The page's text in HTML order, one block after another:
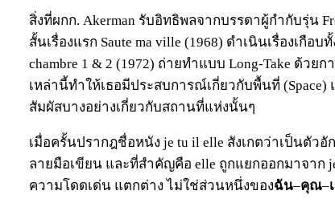
สิ่งที่ผกก. Akerman รับอิทธิพลจากบรรดาผู้กำกับรุ่น
สั้นเรื่องแรก Saute ma ville (1968) ดำเนินเรื่องเกื
chambre 1 & 2 (1972) ถ่ายทำแบบ Long-Take ด้ว
เหล่านี้ทำให้เธอมีประสบการณ์เกี่ยวกับพื้นที่ (Space)
สัมผัสบางอย่างเกี่ยวกับสถานที่แห่งนั้นๆ
เมื่อครั้นปรากฎชื่อหนัง je tu il elle สังเกตว่าเป็นตัว
ลายมือเขียน และที่สำคัญคือ elle ถูกแยกออกมาจาก
ความโดดเด่น แตกต่าง ไม่ใช่ส่วนหนึ่งของฉัน–คุณ–